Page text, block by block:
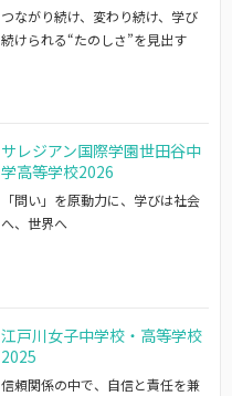
つながり続け、変わり続け、学び
続けられる“たのしさ”を見出す
サレジアン国際学園世田谷中
学高等学校2026
「問い」を原動力に、学びは社会
へ、世界へ
江戸川女子中学校・高等学校
2025
信頼関係の中で、自信と責任を兼